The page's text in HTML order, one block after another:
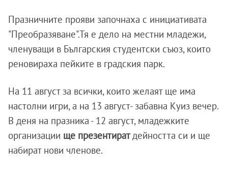
Празничните прояви започнаха с инициативата
"Преобразяване".Тя е дело на местни младежи,
членуващи в Българския студентски съюз, които
реновираха пейките в градския парк.
На 11 август за всички, които желаят ще има
настолни игри, а на 13 август- забавна Куиз вечер.
В деня на празника - 12 август, младежките
организации ще презентиратдейността си и ще
набират нови членове.